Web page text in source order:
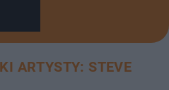
ARTYSTY: STEVE